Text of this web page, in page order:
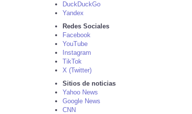
DuckDuckGo
Yandex
Redes Sociales
Facebook
YouTube
Instagram
TikTok
X (Twitter)
Sitios de noticias
Yahoo News
Google News
CNN